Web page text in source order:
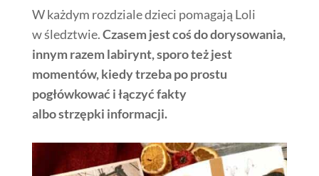
W każdym rozdziale dzieci pomagają Loli
w śledztwie.Czasem jest coś do dorysowania,
innym razem labirynt, sporo też jest
momentów, kiedy trzeba po prostu
pogłówkować i łączyć fakty
albo strzępki informacji.